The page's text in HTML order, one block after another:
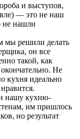
и выступов,
— это не наш
не нашли
мы решили делать
он все
такой, как
Не
кухня идеально
нашу кухню-
им пришлось
но результат